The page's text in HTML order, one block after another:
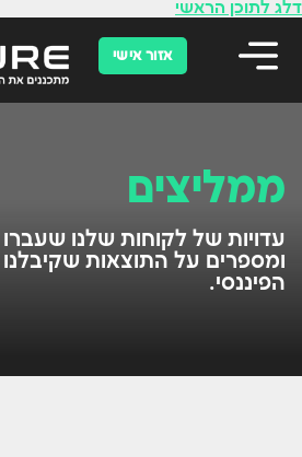
לתוכן
דלג לתוכן הראשי
אזור אישי
ממליצים
עדויות של לקוחות שלנו
ומספרים על התוצאות
הפיננסי.